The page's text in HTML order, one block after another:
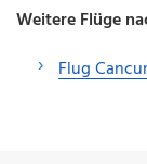
Weitere Flüge
Flug